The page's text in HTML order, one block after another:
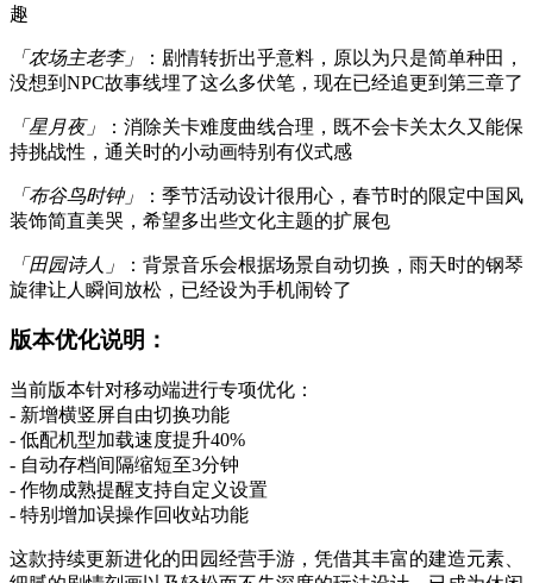
趣
「农场主老李」
：剧情转折出乎意料，原以为只是简单种田，
没想到NPC故事线埋了这么多伏笔，现在已经追更到第三章了
「星月夜」
：消除关卡难度曲线合理，既不会卡关太久又能保
持挑战性，通关时的小动画特别有仪式感
「布谷鸟时钟」
：季节活动设计很用心，春节时的限定中国风
装饰简直美哭，希望多出些文化主题的扩展包
「田园诗人」
：背景音乐会根据场景自动切换，雨天时的钢琴
旋律让人瞬间放松，已经设为手机闹铃了
版本优化说明：
当前版本针对移动端进行专项优化：
- 新增横竖屏自由切换功能
- 低配机型加载速度提升40%
- 自动存档间隔缩短至3分钟
- 作物成熟提醒支持自定义设置
- 特别增加误操作回收站功能
这款持续更新进化的田园经营手游，凭借其丰富的建造元素、